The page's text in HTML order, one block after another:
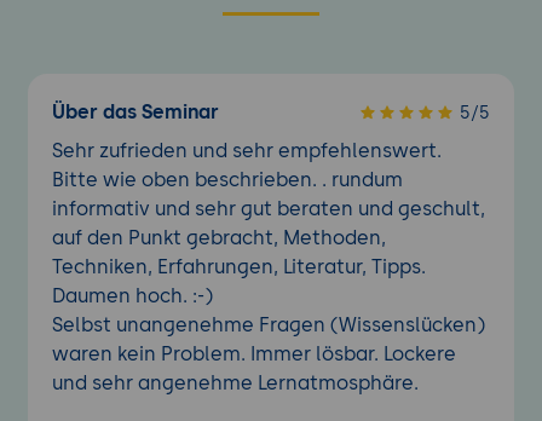
Über das Seminar 5/5
Sehr zufrieden und sehr empfehlenswert.
Bitte wie oben beschrieben. . rundum
informativ und sehr gut beraten und geschult,
auf den Punkt gebracht, Methoden,
Techniken, Erfahrungen, Literatur, Tipps.
Daumen hoch. :-)
Selbst unangenehme Fragen (Wissenslücken)
waren kein Problem. Immer lösbar. Lockere
und sehr angenehme Lernatmosphäre.